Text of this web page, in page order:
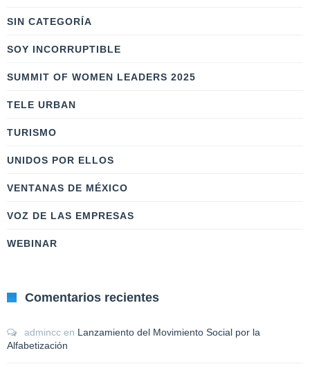
SIN CATEGORÍA
SOY INCORRUPTIBLE
SUMMIT OF WOMEN LEADERS 2025
TELE URBAN
TURISMO
UNIDOS POR ELLOS
VENTANAS DE MÉXICO
VOZ DE LAS EMPRESAS
WEBINAR
Comentarios recientes
admincc en Lanzamiento del Movimiento Social por la
Alfabetización